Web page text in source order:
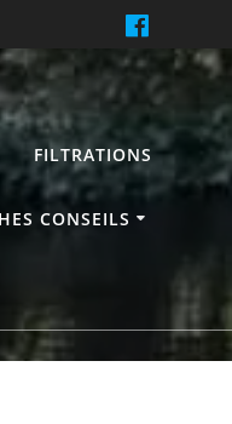
FILTRATIONS
CONSEILS